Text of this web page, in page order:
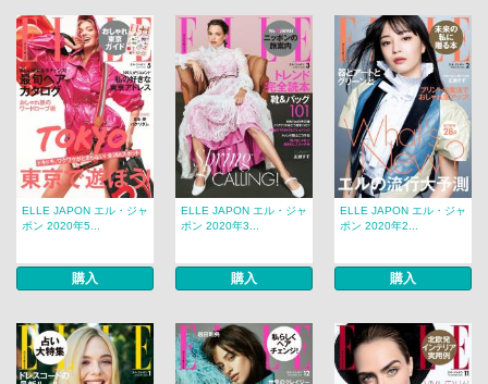
ELLE JAPON エル・ジャ
ポン 2020年5...
購入
ELLE JAPON エル・ジャ
ポン 2020年3...
購入
ELLE JAPON エル・ジャ
ポン 2020年2...
購入